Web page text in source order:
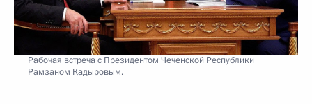
Рабочая встреча с Президентом Чеченской Республики
Рамзаном Кадыровым.